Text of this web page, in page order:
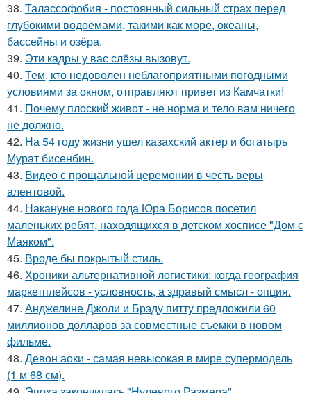
38. Талассофобия - постоянный сильный страх перед
глубокими водоёмами, такими как море, океаны,
бассейны и озёра.
39. Эти кадры у вас слёзы вызовут.
40. Тем, кто недоволен неблагоприятными погодными
условиями за окном, отправляют привет из Камчатки!
41. Почему плоский живот - не норма и тело вам ничего
не должно.
42. На 54 году жизни ушел казахский актер и богатырь
Мурат бисенбин.
43. Видео с прощальной церемонии в честь веры
алентовой.
44. Накануне нового года Юра Борисов посетил
маленьких ребят, находящихся в детском хосписе "Дом с
Маяком".
45. Вроде бы покрытый стиль.
46. Хроники альтернативной логистики: когда география
маркетплейсов - условность, а здравый смысл - опция.
47. Анджелине Джоли и Брэду питту предложили 60
миллионов долларов за совместные съемки в новом
фильме.
48. Девон аоки - самая невысокая в мире супермодель
(1 м 68 см).